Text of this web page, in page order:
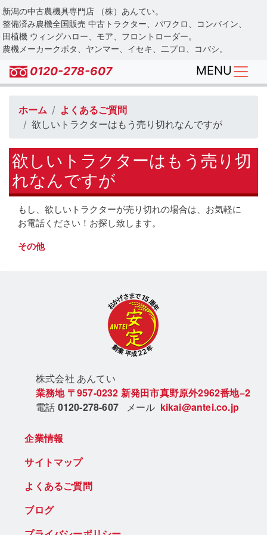
Skip
to
main
content
新潟の中古農機具専門店 （株）あんてい。
整備済み農機全国販売 中古トラクター、パワクロ、コンバイン、
田植機 ウィングハロー、モア、フロントローダー。
農機メーカークボタ、ヤンマー、イセキ、二プロ、コバシ。
0120-278-607 MENU
ホーム
よくあるご質問
欲しいトラクターはもう売り切れなんですが
欲しいトラクターはもう売り切
れなんですが
もし、欲しいトラクターが売り切れの場合は、お気軽に
お電話ください！お探し致します。
その他
株式会社 あんてい
業務地 〒957-0232 新発田市真野原外2962番地−2
電話 0120-278-607 メール kikai@antei.co.jp
企業情報
サイトマップ
よくあるご質問
ブログ